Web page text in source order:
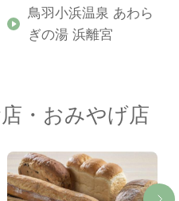
鳥羽小浜温泉 あわら
ぎの湯 浜離宮
・おみやげ店